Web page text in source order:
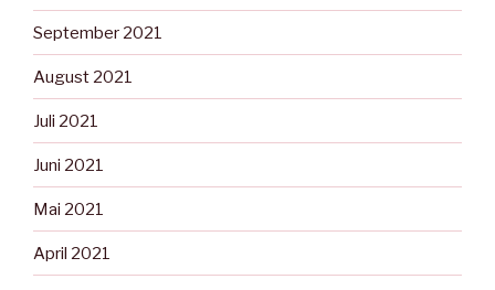
September 2021
August 2021
Juli 2021
Juni 2021
Mai 2021
April 2021